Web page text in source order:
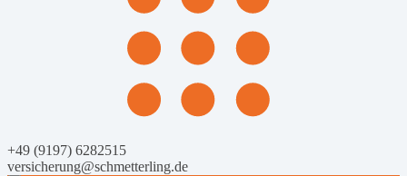
+49 (9197) 6282515
versicherung@schmetterling.de